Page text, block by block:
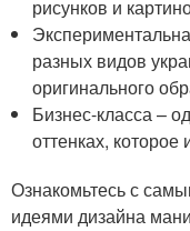
рисунков и
разных видов
оригинального
Бизнес-класса –
оттенках,
Ознакомьтесь с
идеями дизайна